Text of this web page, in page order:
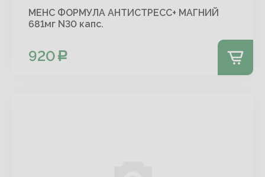
МЕНС ФОРМУЛА АНТИСТРЕСС+ МАГНИЙ
681мг N30 капс.
920